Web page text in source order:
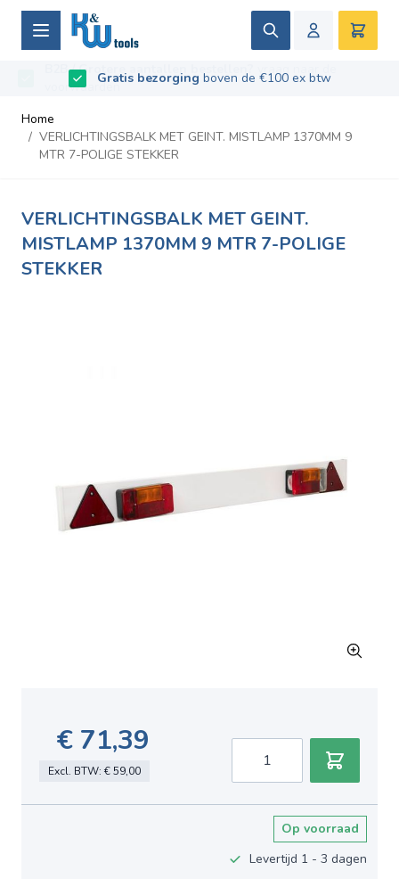
Ga naar de inhoud
Zoek
B2B / Grotere aantallen bestellen?
vraag naar de
voorwaarden
Beoordeeld met9.5/10- Gebaseerd op 669 recensies
Home
/ VERLICHTINGSBALK MET GEINT. MISTLAMP 1370MM 9
MTR 7-POLIGE STEKKER
VERLICHTINGSBALK MET GEINT.
MISTLAMP 1370MM 9 MTR 7-POLIGE
STEKKER
€ 71,39
Excl. BTW: € 59,00
Op voorraad
Levertijd 1 - 3 dagen